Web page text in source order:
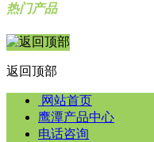
热门产品
返回顶部
网站首页
鹰潭产品中心
电话咨询